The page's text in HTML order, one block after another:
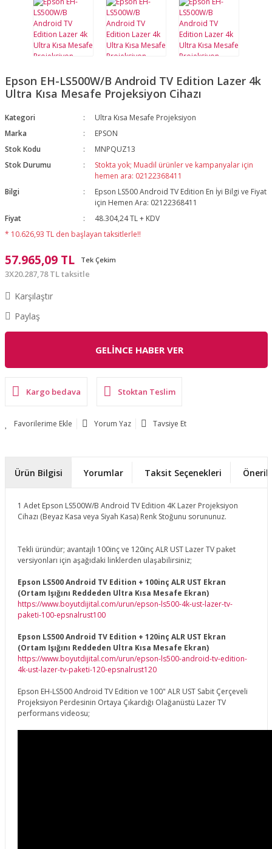
Epson EH-LS500W/B Android TV Edition Lazer 4k
Ultra Kısa Mesafe Projeksiyon Cihazı
Kategori
Ultra Kısa Mesafe Projeksiyon
Marka
EPSON
Stok Kodu
MNPQUZ13
Stok Durumu
Stokta yok; Muadil ürünler ve kampanyalar için
hemen ara: 02122368411
Bilgi
Epson LS500 Android TV Edition En İyi Bilgi ve Fiyat
için Hemen Ara: 02122368411
Fiyat
48.304,24 TL + KDV
* 10.626,93 TL den başlayan taksitlerle!!
57.965,09 TL Tek Çekim
3X20.287,78 TL taksitle
Karşılaştır
Paylaş
GELİNCE HABER VER
Kargo bedava Stoktan Teslim
Yorum Yaz Tavsiye Et
Ürün Bilgisi Yorumlar Taksit Seçenekleri
1 Adet Epson LS500W/B Android TV Edition 4K Lazer Projeksiyon
Cihazı (Beyaz Kasa veya Siyah Kasa) Renk Stoğunu sorununuz.
Tekli üründür; avantajlı 100inç ve 120inç ALR UST Lazer TV paket
versiyonları için aşağıdaki linklerden ulaşabilirsiniz;
Epson LS500 Android TV Edition + 100inç ALR UST Ekran
(Ortam Işığını Reddeden Ultra Kısa Mesafe Ekran)
https://www.boyutdijital.com/urun/epson-ls500-4k-ust-lazer-tv-
paketi-100-epsnalrust100
Epson LS500 Android TV Edition + 120inç ALR UST Ekran
(Ortam Işığını Reddeden Ultra Kısa Mesafe Ekran)
https://www.boyutdijital.com/urun/epson-ls500-android-tv-edition-
4k-ust-lazer-tv-paketi-120-epsnalrust120
Epson EH-LS500 Android TV Edition ve 100" ALR UST Sabit Çerçeveli
Projeksiyon Perdesinin Ortaya Çıkardığı Olağanüstü Lazer TV
performans videosu;